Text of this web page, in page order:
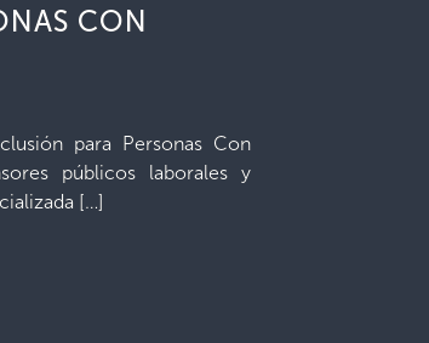
CON
para Personas Con
públicos laborales y
[…]